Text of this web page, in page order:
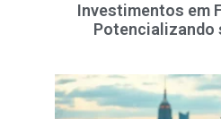
Investimentos em
Potencializando